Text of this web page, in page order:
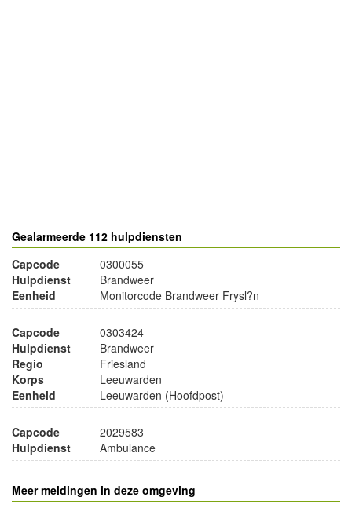
Gealarmeerde 112 hulpdiensten
Capcode
0300055
Hulpdienst
Brandweer
Eenheid
Monitorcode Brandweer Frysl?n
Capcode
0303424
Hulpdienst
Brandweer
Regio
Friesland
Korps
Leeuwarden
Eenheid
Leeuwarden (Hoofdpost)
Capcode
2029583
Hulpdienst
Ambulance
Meer meldingen in deze omgeving